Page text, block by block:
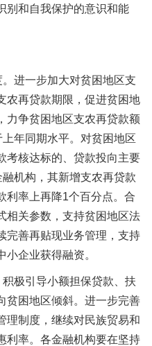
别和自我保护的意识和能
进一步加大对贫困地区支
农再贷款期限，促进贫困地
力争贫困地区支农再贷款额
年同期水平。对贫困地区
考核达标的、贷款投向主要
融机构，其新增支农再贷款
利率上再降1个百分点。合
相关参数，支持贫困地区法
完善再贴现业务管理，支持
企业获得融资。
极引导小额担保贷款、扶
贫困地区倾斜。进一步完善
理制度，继续对民族贸易和
利率。各金融机构要在坚持